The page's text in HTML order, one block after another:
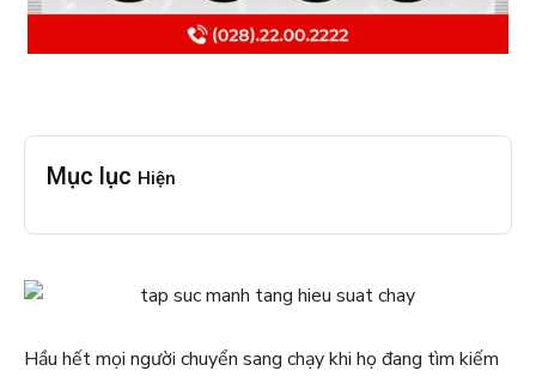
Mục lục Hiện
Hầu hết mọi người chuyển sang chạy khi họ đang tìm kiếm